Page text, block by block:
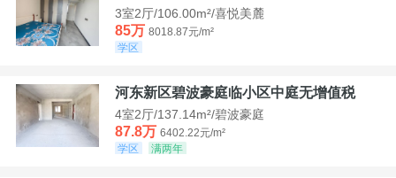
3室2厅/106.00m²/喜悦美麓
85万 8018.87元/m²
学区
河东新区碧波豪庭临小区中庭无增值税
4室2厅/137.14m²/碧波豪庭
87.8万 6402.22元/m²
学区
满两年